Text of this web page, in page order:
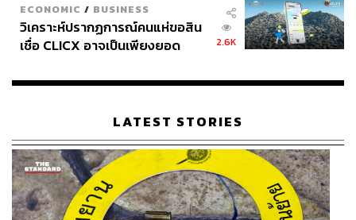
ช็อกโกแลตร้อนกับนม,Mild (120 บาท)หรือCreamy (140
บาท)สองเมนูที่สั่งได้ทั้งร้อนและเย็น ต่างกันเพียงความเข้ม
ข้น แล้วยังมีCacao tea (60 บาท)ด้วยนะ เป็นชาจากเปลือก
โกโก้ แต่น่าเสียดายที่วันนั้นของหมดพอดี เราเลยอดลอง
ECONOMIC / BUSINESS
วิเคราะห์ปรากฏการณ์คนแห่ขอสิน
เชื่อ CLICX อาจเป็นเพียงยอด
เรือนไทยที่ถูกซุกไว้
2.6K
LATEST STORIES